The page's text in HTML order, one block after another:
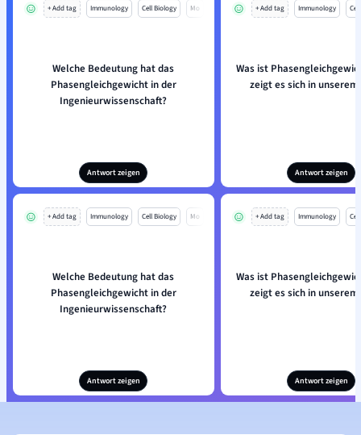
+ Add tag Immunology Cell Biology Mo
Welche Bedeutung hat das
Phasengleichgewicht in der
Ingenieurwissenschaft?
Antwort zeigen
+ Add tag Immunology
Was ist
zeigt es sich in
Antwort zeigen
+ Add tag Immunology Cell Biology Mo
Welche Bedeutung hat das
Phasengleichgewicht in der
Ingenieurwissenschaft?
Antwort zeigen
+ Add tag Immunology
Was ist
zeigt es sich in
Antwort zeigen